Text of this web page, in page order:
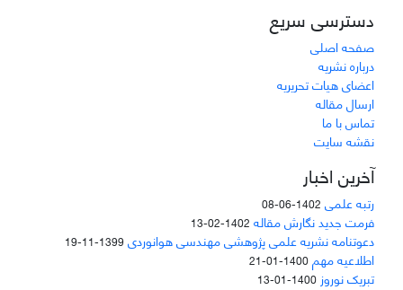
دسترسی سریع
صفحه اصلی
درباره نشریه
اعضای هیات تحریریه
ارسال مقاله
تماس با ما
نقشه سایت
آخرین اخبار
رتبه علمی 1402-06-08
فرمت جدید نگارش مقاله 1402-02-13
دعوتنامه نشریه علمی پژوهشی مهندسی هوانوردی1399-11-19
اطلاعیه مهم1400-01-21
تبریک نوروز 1400-01-13